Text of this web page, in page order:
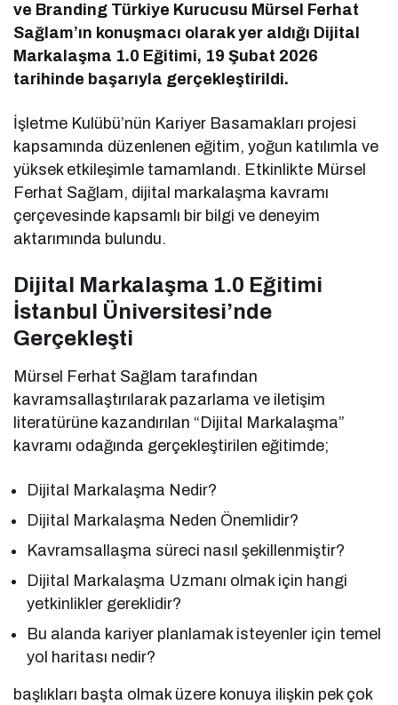
ve Branding Türkiye Kurucusu Mürsel Ferhat
Sağlam’ın konuşmacı olarak yer aldığı Dijital
Markalaşma 1.0 Eğitimi, 19 Şubat 2026
tarihinde başarıyla gerçekleştirildi.
İşletme Kulübü’nün Kariyer Basamakları projesi
kapsamında düzenlenen eğitim, yoğun katılımla ve
yüksek etkileşimle tamamlandı. Etkinlikte Mürsel
Ferhat Sağlam, dijital markalaşma kavramı
çerçevesinde kapsamlı bir bilgi ve deneyim
aktarımında bulundu.
Dijital Markalaşma 1.0 Eğitimi
İstanbul Üniversitesi’nde
Gerçekleşti
Mürsel Ferhat Sağlam tarafından
kavramsallaştırılarak pazarlama ve iletişim
literatürüne kazandırılan “Dijital Markalaşma”
kavramı odağında gerçekleştirilen eğitimde;
Dijital Markalaşma Nedir?
Dijital Markalaşma Neden Önemlidir?
Kavramsallaşma süreci nasıl şekillenmiştir?
Dijital Markalaşma Uzmanı olmak için hangi
yetkinlikler gereklidir?
Bu alanda kariyer planlamak isteyenler için temel
yol haritası nedir?
başlıkları başta olmak üzere konuya ilişkin pek çok